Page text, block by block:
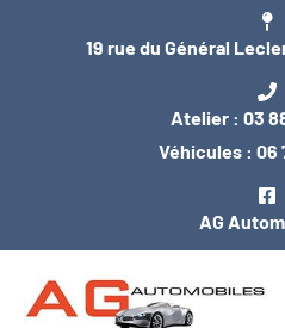
19 rue du Général
Atelier : 03
Véhicules : 06
AG